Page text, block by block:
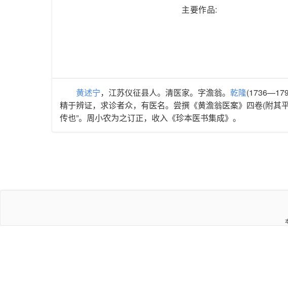
主要作品:
黄述宁，江苏仪征县人。清医家。字澹翁。 乾隆
精于辨证，求诊者众，有医名。尝撰《黄澹翁医案》四卷(附其
传也”。周小农为之订正，收入《珍本医书集成》。